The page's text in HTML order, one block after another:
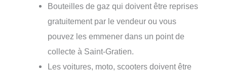
Bouteilles de gaz qui doivent être reprises
gratuitement par le vendeur ou vous
pouvez les emmener dans un point de
collecte à Saint-Gratien.
Les voitures, moto, scooters doivent être